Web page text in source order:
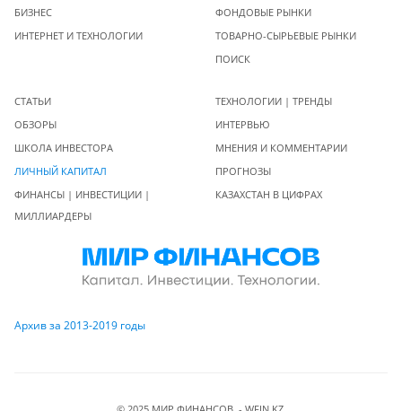
БИЗНЕС
ИНТЕРНЕТ И ТЕХНОЛОГИИ
ФОНДОВЫЕ РЫНКИ
ТОВАРНО-СЫРЬЕВЫЕ РЫНКИ
ПОИСК
СТАТЬИ
ОБЗОРЫ
ШКОЛА ИНВЕСТОРА
ЛИЧНЫЙ КАПИТАЛ
ФИНАНСЫ | ИНВЕСТИЦИИ |
МИЛЛИАРДЕРЫ
ТЕХНОЛОГИИ | ТРЕНДЫ
ИНТЕРВЬЮ
МНЕНИЯ И КОММЕНТАРИИ
ПРОГНОЗЫ
КАЗАХСТАН В ЦИФРАХ
Архив за 2013-2019 годы